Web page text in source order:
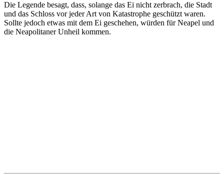
Die Legende besagt, dass, solange das Ei nicht zerbrach, die Stadt
und das Schloss vor jeder Art von Katastrophe geschützt waren.
Sollte jedoch etwas mit dem Ei geschehen, würden für Neapel und
die Neapolitaner Unheil kommen.